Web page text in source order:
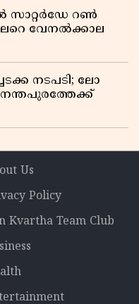
സാറ്റർഡേ റൺ
വേനൽക്കാല
നടപടി; ലോ
Us
Policy
Kvartha Team Club